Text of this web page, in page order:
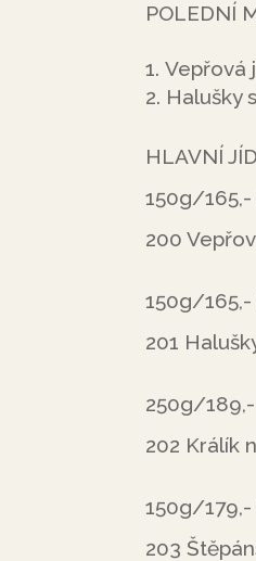
POLEDNÍ
Vepřová
Halušky
HLAVNÍ
150g/165,-
200
150g/165,-
201
250g/189,-
202 Králík
150g/179,-
203